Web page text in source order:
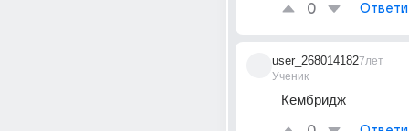
0
user_268014182
Ученик
7лет
Кембридж